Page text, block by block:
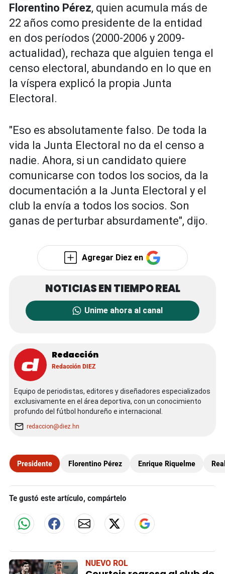
Florentino Pérez, quien acumula más de
22 años como presidente de la entidad
en dos períodos (2000-2006 y 2009-
actualidad), rechaza que alguien tenga el
censo electoral, abundando en lo que en
la víspera explicó la propia Junta
Electoral.
"Eso es absolutamente falso. De toda la
vida la Junta Electoral no da el censo a
nadie. Ahora, si un candidato quiere
comunicarse con todos los socios, da la
documentación a la Junta Electoral y el
club la envía a todos los socios. Son
ganas de perturbar absurdamente", dijo.
Agregar Diez en
Unime ahora al canal
Redacción
Redacción DIEZ
Equipo de periodistas, editores y diseñadores especializados
exclusivamente en el área deportiva, con un conocimiento
profundo del fútbol hondureño e internacional.
redaccion@diez.hn
Presidente Florentino Pérez Enrique Riquelme
Te gustó este artículo, compártelo
NUEVO ROL